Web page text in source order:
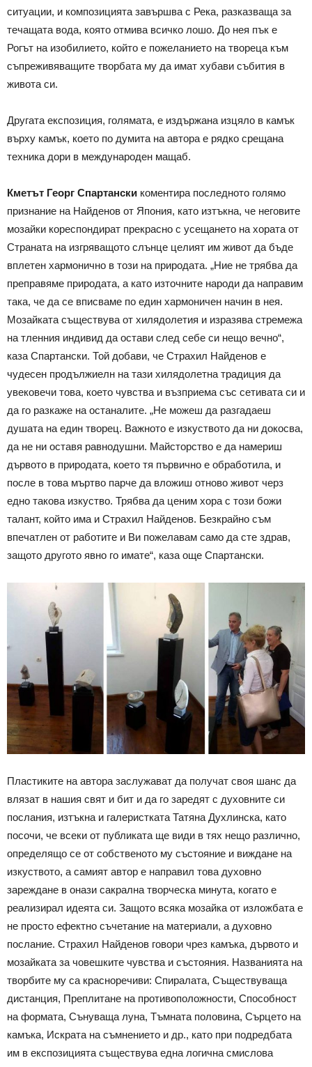
ситуации, и композицията завършва с Река, разказваща за
течащата вода, която отмива всичко лошо. До нея пък е
Рогът на изобилието, който е пожеланието на твореца към
съпреживяващите творбата му да имат хубави събития в
живота си.
Другата експозиция, голямата, е издържана изцяло в камък
върху камък, което по думита на автора е рядко срещана
техника дори в международен мащаб.
Кметът Георг Спартански коментира последното голямо
признание на Найденов от Япония, като изтъкна, че неговите
мозайки кореспондират прекрасно с усещането на хората от
Страната на изгряващото слънце целият им живот да бъде
вплетен хармонично в този на природата. „Ние не трябва да
преправяме природата, а като източните народи да направим
така, че да се вписваме по един хармоничен начин в нея.
Мозайката съществува от хилядолетия и изразява стремежа
на тленния индивид да остави след себе си нещо вечно“,
каза Спартански. Той добави, че Страхил Найденов е
чудесен продължиелн на тази хилядолетна традиция да
увековечи това, което чувства и възприема със сетивата си и
да го разкаже на останалите. „Не можеш да разгадаеш
душата на един творец. Важното е изкуството да ни докосва,
да не ни оставя равнодушни. Майсторство е да намериш
дървото в природата, което тя първично е обработила, и
после в това мъртво парче да вложиш отново живот черз
едно такова изкуство. Трябва да ценим хора с този божи
талант, който има и Страхил Найденов. Безкрайно съм
впечатлен от работите и Ви пожелавам само да сте здрав,
защото другото явно го имате“, каза още Спартански.
Пластиките на автора заслужават да получат своя шанс да
влязат в нашия свят и бит и да го заредят с духовните си
послания, изтъкна и галеристката Татяна Духлинска, като
посочи, че всеки от публиката ще види в тях нещо различно,
определящо се от собственото му състояние и виждане на
изкуството, а самият автор е направил това духовно
зареждане в онази сакрална творческа минута, когато е
реализирал идеята си. Защото всяка мозайка от изложбата е
не просто ефектно съчетание на материали, а духовно
послание. Страхил Найденов говори чрез камъка, дървото и
мозайката за човешките чувства и състояния. Названията на
творбите му са красноречиви: Спиралата, Съществуваща
дистанция, Преплитане на противоположности, Способност
на формата, Сънуваща луна, Тъмната половина, Сърцето на
камъка, Искрата на съмнението и др., като при подредбата
им в експозицията съществува една логична смислова